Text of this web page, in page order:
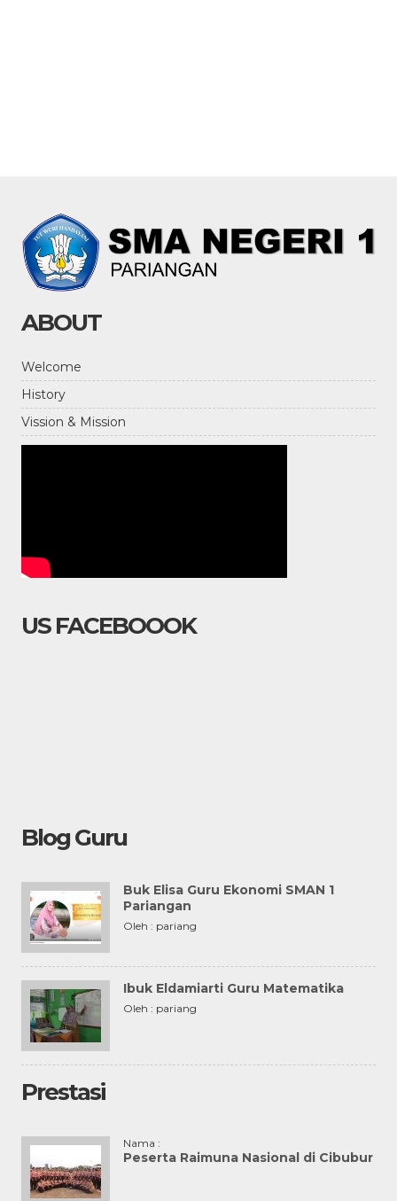
ABOUT
Welcome
History
Vission & Mission
US FACEBOOOK
Blog Guru
Buk Elisa Guru Ekonomi SMAN 1
Pariangan
Oleh : pariang
Ibuk Eldamiarti Guru Matematika
Oleh : pariang
Prestasi
Nama :
Peserta Raimuna Nasional di Cibubur